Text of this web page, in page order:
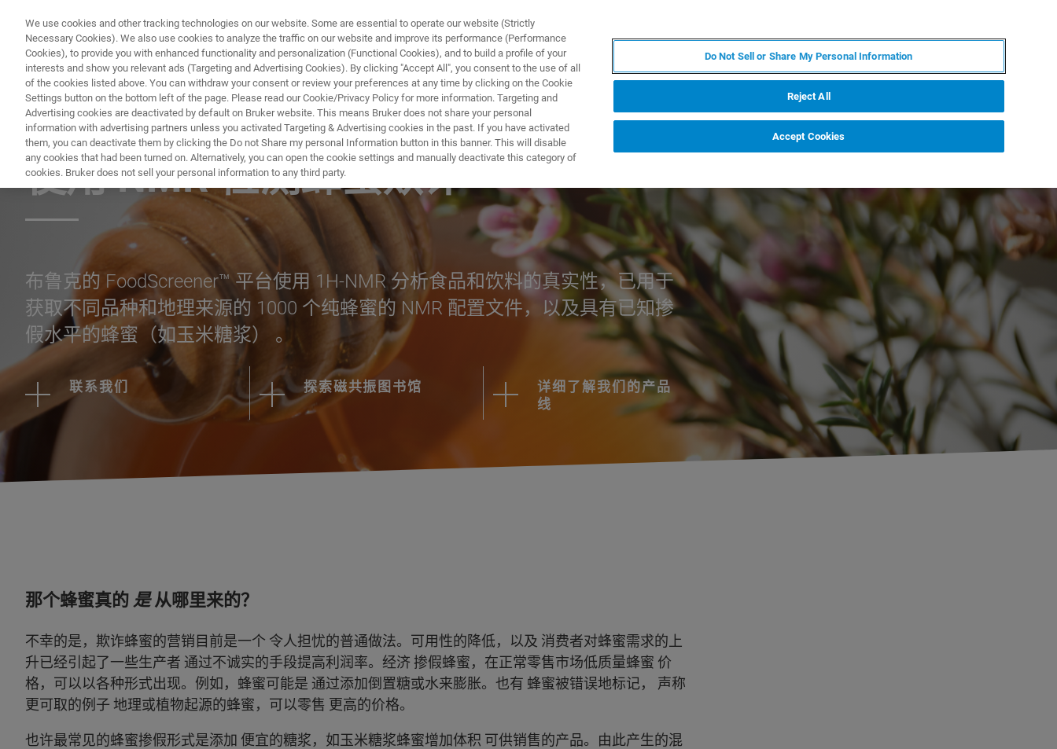
产品与解决方案
应用文档 - 磁共振
使用 NMR 检测蜂蜜欺诈
布鲁克的 FoodScreener™ 平台使用 1H-NMR 分析食品和饮料的真实性，已用于
获取不同品种和地理来源的 1000 个纯蜂蜜的 NMR 配置文件，以及具有已知掺
假水平的蜂蜜（如玉米糖浆） 。
联系我们 探索磁共振图书馆
详细了解我们的产品
线
那个蜂蜜真的 是从哪里来的？
不幸的是，欺诈蜂蜜的营销目前是一个 令人担忧的普通做法。可用性的降低，以及 消费者对蜂蜜需求的上
升已经引起了一些生产者 通过不诚实的手段提高利润率。经济 掺假蜂蜜，在正常零售市场低质量蜂蜜 价
格，可以以各种形式出现。例如，蜂蜜可能是 通过添加倒置糖或水来膨胀。也有 蜂蜜被错误地标记， 声称
更可取的例子 地理或植物起源的蜂蜜，可以零售 更高的价格。
也许最常见的蜂蜜掺假形式是添加 便宜的糖浆，如玉米糖浆蜂蜜增加体积 可供销售的产品。由此产生的混
We use cookies and other tracking technologies on our website. Some are essential to operate our website (Strictly
Necessary Cookies). We also use cookies to analyze the traffic on our website and improve its performance (Performance
Cookies), to provide you with enhanced functionality and personalization (Functional Cookies), and to build a profile of your
interests and show you relevant ads (Targeting and Advertising Cookies). By clicking "Accept All", you consent to the use of all
of the cookies listed above. You can withdraw your consent or review your preferences at any time by clicking on the Cookie
Settings button on the bottom left of the page. Please read our Cookie/Privacy Policy for more information. Targeting and
Advertising cookies are deactivated by default on Bruker website. This means Bruker does not share your personal
information with advertising partners unless you activated Targeting & Advertising cookies in the past. If you have activated
them, you can deactivate them by clicking the Do not Share my personal Information button in this banner. This will disable
any cookies that had been turned on. Alternatively, you can open the cookie settings and manually deactivate this category of
cookies. Bruker does not sell your personal information to any third party.
Do Not Sell or Share My Personal Information
Reject All
Accept Cookies